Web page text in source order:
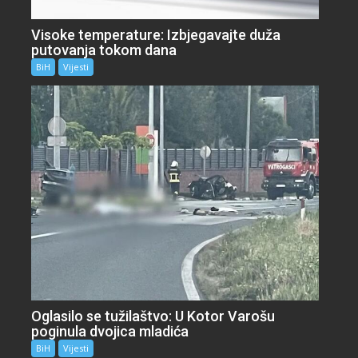
Visoke temperature: Izbjegavajte duža
putovanja tokom dana
BiH Vijesti
Oglasilo se tužilaštvo: U Kotor Varošu
poginula dvojica mladića
BiH Vijesti